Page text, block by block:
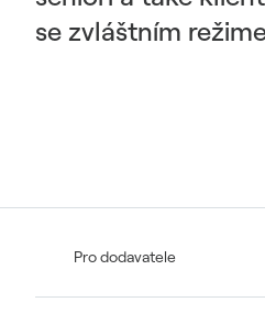
se zvláštním
Pro dodavatele